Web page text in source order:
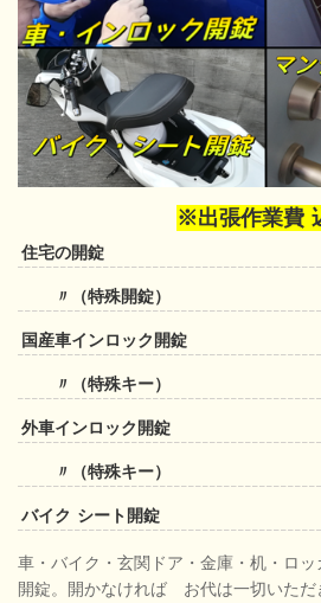
※出張作業費
住宅の開錠
〃（特殊開錠）
国産車インロック開錠
〃（特殊キー）
外車インロック開錠
〃（特殊キー）
バイク シート開錠
車・バイク・玄関ドア・金庫・机・ロ
開錠。開かなければ お代は一切いただ